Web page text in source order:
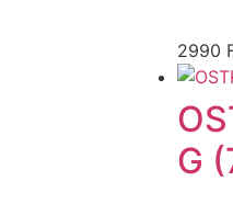
2990
G